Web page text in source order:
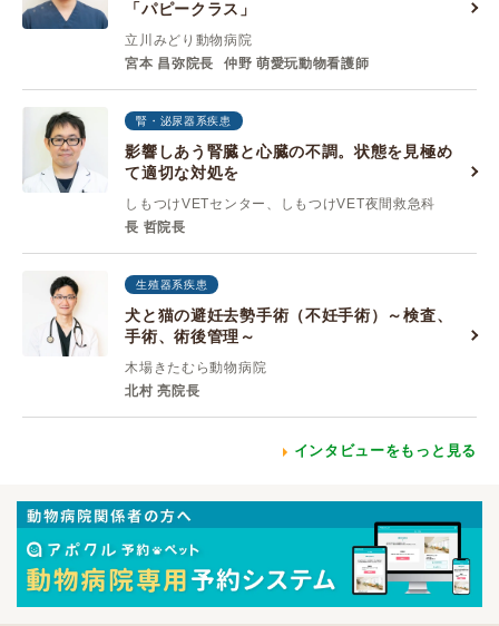
「パピークラス」
立川みどり動物病院
宮本 昌弥院長
仲野 萌愛玩動物看護師
腎・泌尿器系疾患
影響しあう腎臓と心臓の不調。状態を見極め
て適切な対処を
しもつけVETセンター、しもつけVET夜間救急科
長 哲院長
生殖器系疾患
犬と猫の避妊去勢手術（不妊手術）～検査、
手術、術後管理～
木場きたむら動物病院
北村 亮院長
インタビューをもっと見る